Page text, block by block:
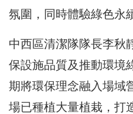
氛圍，同時體驗綠色永
中西區清潔隊隊長李秋
保設施品質及推動環境
期將環保理念融入場域
場已種植大量植栽，打